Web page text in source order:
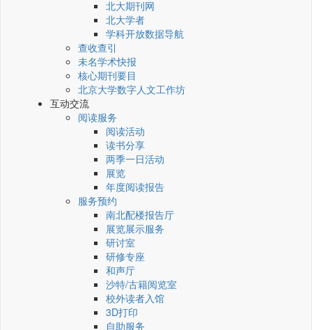
北大期刊网
北大学者
学科开放数据导航
查收查引
未名学术快报
核心期刊要目
北京大学数字人文工作坊
互动交流
阅读服务
阅读活动
读书分享
两季一日活动
展览
年度阅读报告
服务预约
南北配楼报告厅
展览展示服务
研讨室
研修专座
和声厅
沙特/古籍阅览室
校外读者入馆
3D打印
自助服务